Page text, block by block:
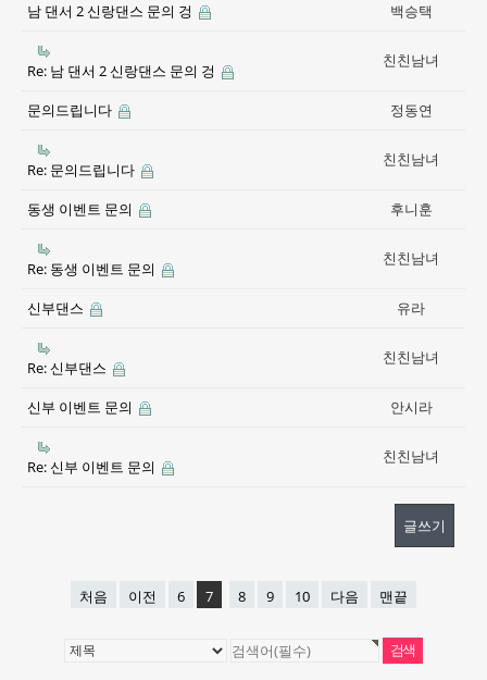
남 댄서 2 신랑댄스 문의 겅 백승택
Re: 남 댄서 2 신랑댄스 문의 겅
친친남녀
문의드립니다 정동연
Re: 문의드립니다
친친남녀
동생 이벤트 문의 후니훈
Re: 동생 이벤트 문의
친친남녀
신부댄스 유라
Re: 신부댄스
친친남녀
신부 이벤트 문의 안시라
Re: 신부 이벤트 문의
친친남녀
글쓰기
처음 이전 6 7 8 9 10 다음 맨끝